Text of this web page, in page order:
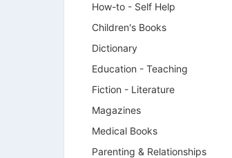
How-to - Self Help
Children's Books
Dictionary
Education - Teaching
Fiction - Literature
Magazines
Medical Books
Parenting & Relationships